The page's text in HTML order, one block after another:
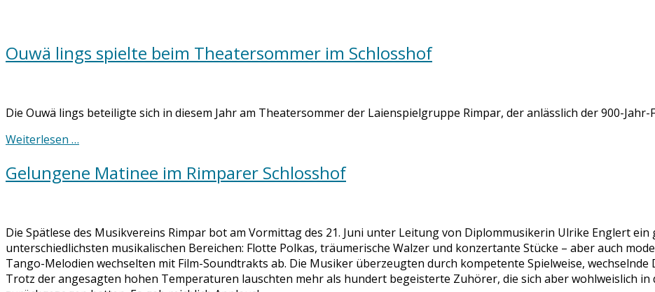
Ouwä lings spielte beim Theatersommer im Schlosshof
Die Ouwä lings beteiligte sich in diesem Jahr am Theatersommer der Laienspielgruppe Rimpar, der anlässlich der 900-
Weiterlesen …
Gelungene Matinee im Rimparer Schlosshof
Die Spätlese des Musikvereins Rimpar bot am Vormittag des 21. Juni unter Leitung von Diplommusikerin Ulrike Englert
unterschiedlichsten musikalischen Bereichen: Flotte Polkas, träumerische Walzer und konzertante Stücke – aber auch
Tango-Melodien wechselten mit Film-Soundtrakts ab. Die Musiker überzeugten durch kompetente Spielweise,
Trotz der angesagten hohen Temperaturen lauschten mehr als hundert begeisterte Zuhörer, die sich aber wohlweislich